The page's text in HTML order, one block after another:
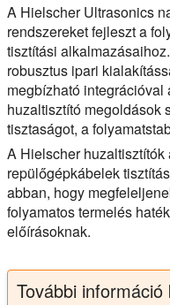
A Hielscher Ultrasonics
rendszereket fejleszt a
tisztítási
robusztus ipari
megbízható
huzaltisztító megoldások
tisztaságot, a
A Hielscher
repülőgépkábelek
abban, hogy
folyamatos termelés
előírásoknak.
További információ